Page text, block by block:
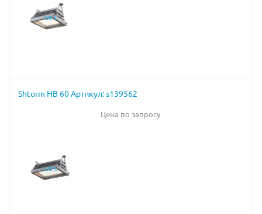
Shtorm HB 60 Артикул: s139562
Цена по запросу